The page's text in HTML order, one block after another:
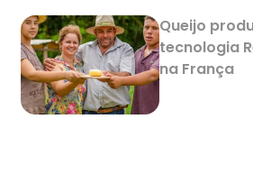
Queijo
tecnologia
na França